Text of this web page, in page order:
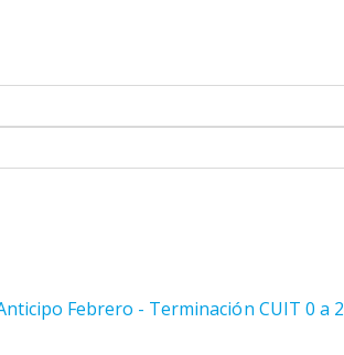
Febrero - Terminación CUIT 0 a 2